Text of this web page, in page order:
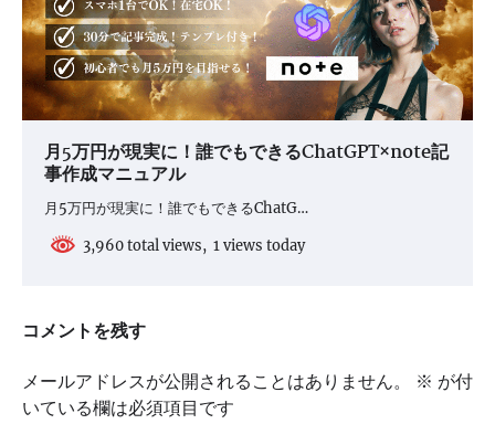
月5万円が現実に！誰でもできるChatGPT×note記
事作成マニュアル
月5万円が現実に！誰でもできるChatG…
3,960 total views, 1 views today
コメントを残す
メールアドレスが公開されることはありません。 ※ が付
いている欄は必須項目です